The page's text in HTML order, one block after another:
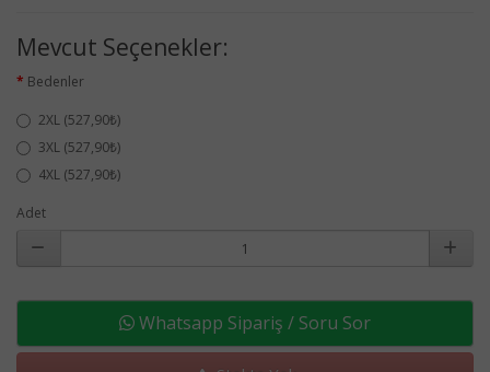
Mevcut Seçenekler:
Bedenler
2XL (527,90₺)
3XL (527,90₺)
4XL (527,90₺)
Adet
Whatsapp Sipariş / Soru Sor